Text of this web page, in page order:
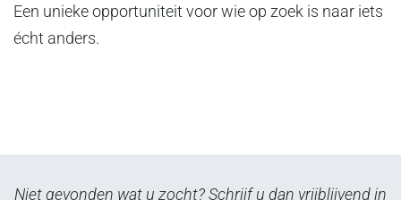
Een unieke opportuniteit voor wie op zoek is naar iets
écht anders.
Niet gevonden wat u zocht? Schrijf u dan vrijblijvend in